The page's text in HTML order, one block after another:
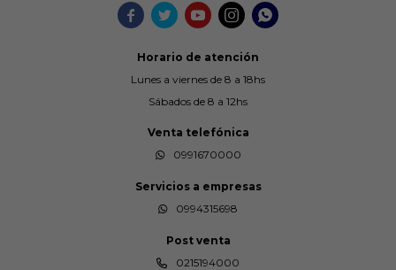
    
Horario de atención
Lunes a viernes de 8 a 18hs
Sábados de 8 a 12hs
Venta telefónica
0991670000
Servicios a empresas
0994315698
Post venta
0215194000